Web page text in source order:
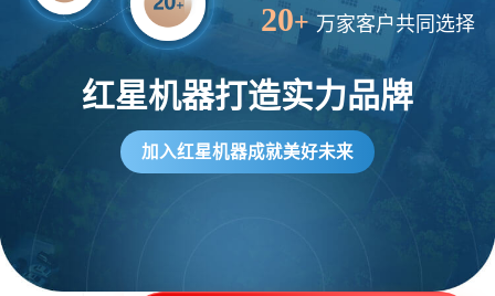
20+ 万家客户共同选择
红星机器打造实力品牌
加入红星机器成就美好未来